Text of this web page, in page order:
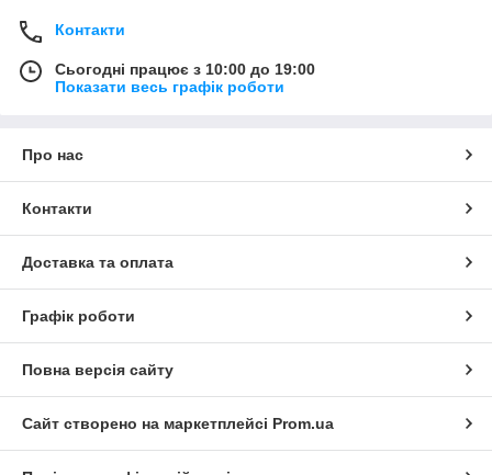
Контакти
Сьогодні працює з 10:00 до 19:00
Показати весь графік роботи
Про нас
Контакти
Доставка та оплата
Графік роботи
Повна версія сайту
Сайт створено на маркетплейсі Prom.ua